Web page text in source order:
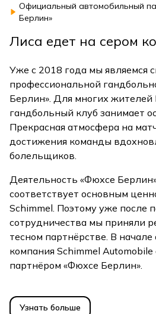
Официальный автомобильный
Берлин»
Лиса едет на сером
Уже с 2018 года мы являемся
профессиональной
Берлин». Для многих жителей
гандбольный клуб занимает
Прекрасная атмосфера на
достижения команды
болельщиков.
Деятельность «Фюхсе
соответствует основным
Schimmel. Поэтому уже после
сотрудничества мы приняли
тесном партнёрстве. В начале
компания Schimmel
партнёром «Фюхсе Берлин».
Узнать больше